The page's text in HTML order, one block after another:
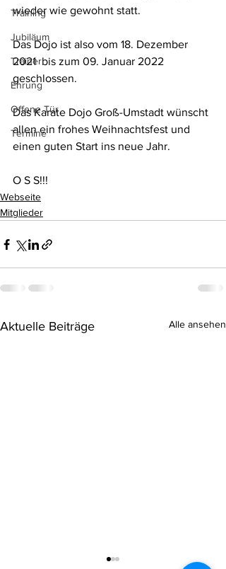
Training
Jubiläum
Trainer
Ehrung
Offene Tür
Termine
wieder wie gewohnt statt.
Das Dojo ist also vom 18. Dezember
2021  bis zum 09. Januar 2022
geschlossen.
Das Karate Dojo Groß-Umstadt wünscht
allen ein frohes Weihnachtsfest und
einen guten Start ins neue Jahr.
O S S!!!
Webseite
Mitglieder
Aktuelle Beiträge Alle ansehen